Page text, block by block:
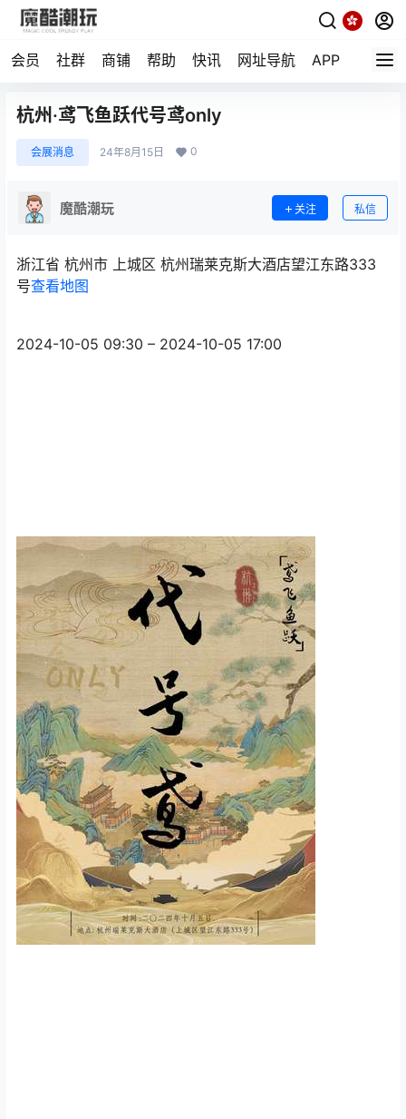
会员 社群 商铺 帮助 快讯 网址导航 APP 随机
杭州·鸢飞鱼跃代号鸢only
会展消息 24年8月15日 0
魔酷潮玩 关注 私信
浙江省 杭州市 上城区 杭州瑞莱克斯大酒店望江东路333
号查看地图
2024-10-05 09:30 – 2024-10-05 17:00